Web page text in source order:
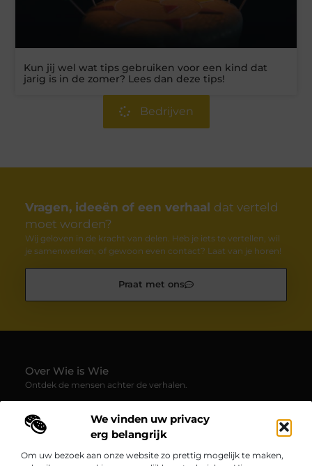
We vinden uw privacy
erg belangrijk
Om uw bezoek aan onze website zo prettig mogelijk te maken,
Kun jij wel wat tips gebruiken voor een kind dat
jarig is in de zomer? Lees dan deze tips!
Bedrijven
Vragen, ideeën of een verhaal dat verteld
moet worden?
Wij geloven in de kracht van delen. Heb je iets te vertellen, wil
je samenwerken, of gewoon even contact? Laat van je horen!
Praat met ons
Over Wie is Wie
Ontdek de mensen achter de verhalen.
over boeiende persoonlijkheden uit alle hoeken van de
samenleving. Laat je verrassen door inspirerende